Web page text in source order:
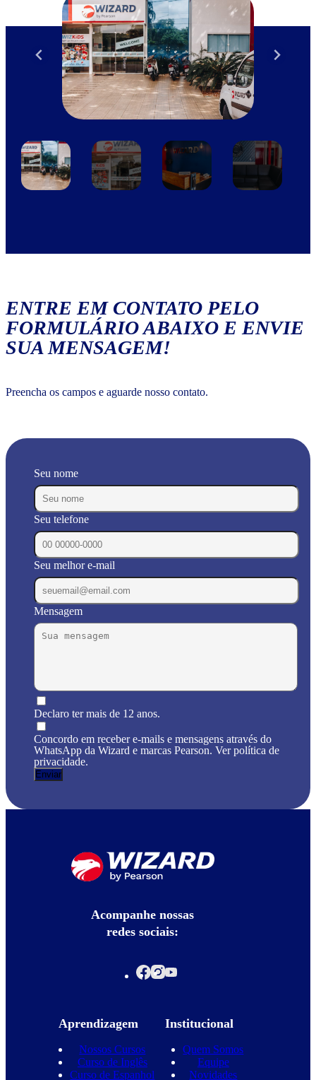
ENTRE EM CONTATO PELO
FORMULÁRIO ABAIXO E ENVIE
SUA MENSAGEM!
Preencha os campos e aguarde nosso contato.
Seu nome
Seu telefone
Seu melhor e-mail
Mensagem
Declaro ter mais de 12 anos.
Concordo em receber e-mails e mensagens através do
WhatsApp da Wizard e marcas Pearson. Ver política de
privacidade.
Acompanhe nossas
redes sociais:
Aprendizagem
Nossos Cursos
Curso de Inglês
Curso de Espanhol
Institucional
Quem Somos
Equipe
Novidades